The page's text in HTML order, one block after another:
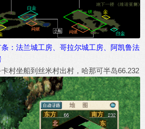
：法兰城工房、哥拉尔城工房、阿凯鲁法
村坐船到丝米村出村，哈那可半岛66.232